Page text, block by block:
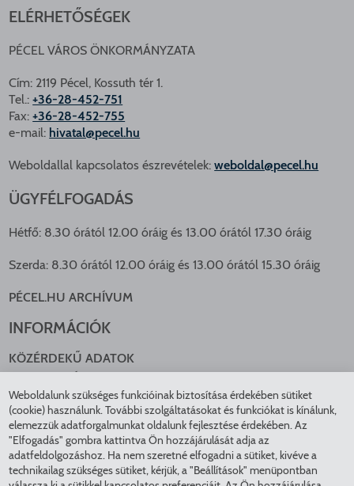
ELÉRHETŐSÉGEK
PÉCEL VÁROS ÖNKORMÁNYZATA
Cím: 2119 Pécel, Kossuth tér 1.
Tel.:+36-28-452-751
Fax:+36-28-452-755
e-mail: hivatal@pecel.hu
Weboldallal kapcsolatos észrevételek:weboldal@pecel.hu
ÜGYFÉLFOGADÁS
Hétfő: 8.30 órától 12.00 óráig és 13.00 órától 17.30 óráig
Szerda: 8.30 órától 12.00 óráig és 13.00 órától 15.30 óráig
PÉCEL.HU ARCHÍVUM
INFORMÁCIÓK
KÖZÉRDEKŰ ADATOK
KÖZLEKEDÉS
ADATKEZELÉS
ÁTLÁTHATÓ ÖNKORMÁNYZAT
COOKIE BEÁLLÍTÁSOK
Weboldalunk szükséges funkcióinak biztosítása érdekében sütiket
(cookie) használunk. További szolgáltatásokat és funkciókat is kínálunk,
elemezzük adatforgalmunkat oldalunk fejlesztése érdekében. Az
"Elfogadás" gombra kattintva Ön hozzájárulását adja az
adatfeldolgozáshoz. Ha nem szeretné elfogadni a sütiket, kivéve a
technikailag szükséges sütiket, kérjük, a "Beállítások" menüpontban